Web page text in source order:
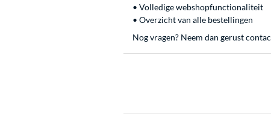
• Volledige webshopfunctionaliteit
• Overzicht van alle bestellingen
Nog vragen? Neem dan gerust